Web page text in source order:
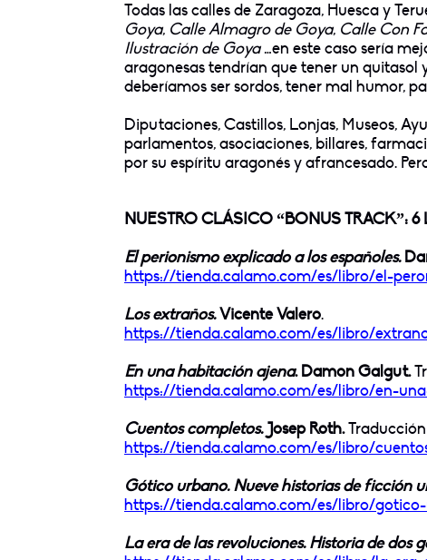
Todas las calles de Zaragoza, Huesca y
Goya, Calle Almagro de Goya, Calle Con
Ilustración de Goya…en este caso sería
aragonesas tendrían que tener un quitasol
deberíamos ser sordos, tener mal humor,
Diputaciones, Castillos, Lonjas, Museos,
parlamentos, asociaciones, billares,
por su espíritu aragonés y afrancesado.
NUESTRO CLÁSICO “BONUS TRACK”: 6
El perionismo explicado a los españoles.
https://tienda.calamo.com/es/ libro/el-
Los extraños.Vicente Valero.
https://tienda.calamo.com/es/ libro/
En una habitación ajena. Damon Galgut.
https://tienda.calamo.com/es/ libro/en-
Cuentos completos.Josep Roth.
https://tienda.calamo.com/es/ libro/
Gótico urbano. Nueve historias de ficción
https://tienda.calamo.com/es/ libro/
La era de las revoluciones. Historia de dos